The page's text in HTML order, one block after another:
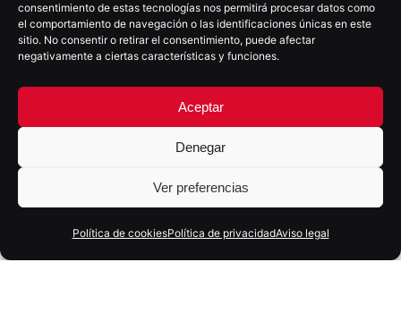
consentimiento de estas tecnologías nos permitirá procesar datos como
el comportamiento de navegación o las identificaciones únicas en este
sitio. No consentir o retirar el consentimiento, puede afectar
negativamente a ciertas características y funciones.
Aceptar
Denegar
Ver preferencias
Política de cookiesPolítica de privacidadAviso legal
Presencia digital vs estrategia digital: la
diferencia que decide los resultados